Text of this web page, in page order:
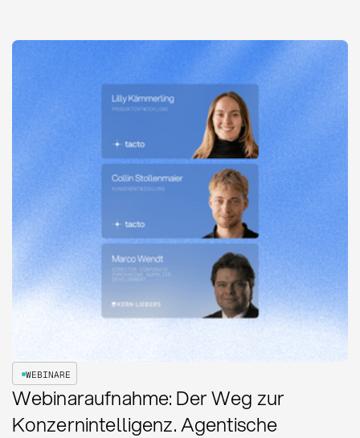
WEBINARE
Webinaraufnahme: Der Weg zur
Konzernintelligenz. Agentische